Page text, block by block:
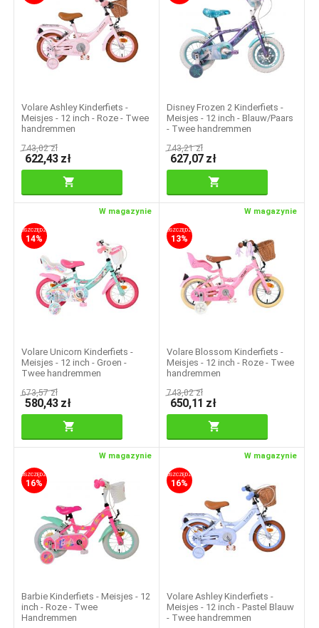
Volare Ashley Kinderfiets -
Meisjes - 12 inch - Roze - Twee
handremmen
743,02 zł
622,43 zł
Disney Frozen 2 Kinderfiets -
Meisjes - 12 inch - Blauw/Paars
- Twee handremmen
743,21 zł
627,07 zł
W magazynie
OSZCZĘDZASZ
14%
Volare Unicorn Kinderfiets -
Meisjes - 12 inch - Groen -
Twee handremmen
673,57 zł
580,43 zł
W magazynie
OSZCZĘDZASZ
13%
Volare Blossom Kinderfiets -
Meisjes - 12 inch - Roze - Twee
handremmen
743,02 zł
650,11 zł
W magazynie
OSZCZĘDZASZ
16%
Barbie Kinderfiets - Meisjes - 12
inch - Roze - Twee
Handremmen
W magazynie
OSZCZĘDZASZ
16%
Volare Ashley Kinderfiets -
Meisjes - 12 inch - Pastel Blauw
- Twee handremmen